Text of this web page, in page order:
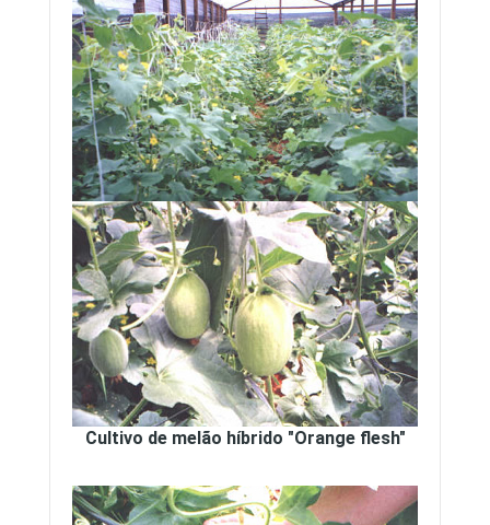
Cultivo de melão híbrido "Orange flesh"